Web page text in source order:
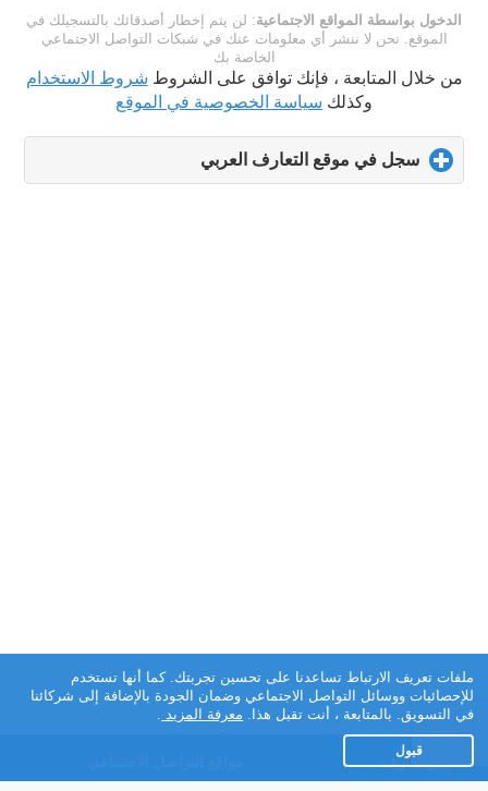
الدخول بواسطة المواقع الاجتماعية: لن يتم إخطار أصدقائك بالتسجيلك في
الموقع. نحن لا ننشر أي معلومات عنك في شبكات التواصل الاجتماعي
الخاصة بك
من خلال المتابعة ، فإنك توافق على الشروط شروط الاستخدام
وكذلك سياسة الخصوصية في الموقع
سجل في موقع التعارف العربي
to
تطبيق تعارف
ملفات تعريف الارتباط تساعدنا على تحسين تجربتك. كما أنها تستخدم
للإحصائيات ووسائل التواصل الاجتماعي وضمان الجودة بالإضافة إلى شركائنا
في التسويق. بالمتابعة ، أنت تقبل هذا. معرفة المزيد .
قبول